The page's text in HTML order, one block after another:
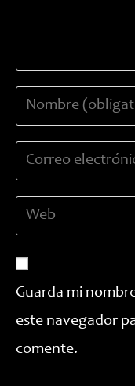
usuario
para
de
para
comentar
(opcional)
Guarda mi
este navegador
comente.